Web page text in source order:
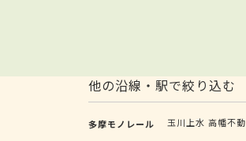
他の沿線・駅で絞り込む
多摩モノレール 玉川上水 高幡不動